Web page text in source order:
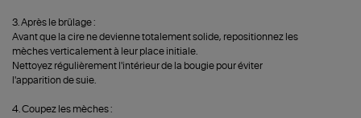
3. Après le brûlage :
Avant que la cire ne devienne totalement solide, repositionnez les
mèches verticalement à leur place initiale.
Nettoyez régulièrement l'intérieur de la bougie pour éviter
l'apparition de suie.
4. Coupez les mèches :